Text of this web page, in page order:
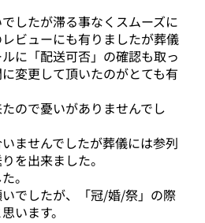
したが滞る事なくスムーズに
ビューにも有りましたが葬儀
に「配送可否」の確認も取っ
変更して頂いたのがとても有
ので憂いがありませんでし
ませんでしたが葬儀には参列
を出来ました。
。
でしたが、「冠/婚/祭」の際
います。